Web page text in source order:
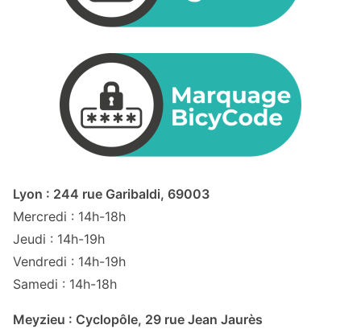
Lyon : 244 rue Garibaldi, 69003
Mercredi : 14h-18h
Jeudi : 14h-19h
Vendredi : 14h-19h
Samedi : 14h-18h
Meyzieu : Cyclopôle, 29 rue Jean Jaurès